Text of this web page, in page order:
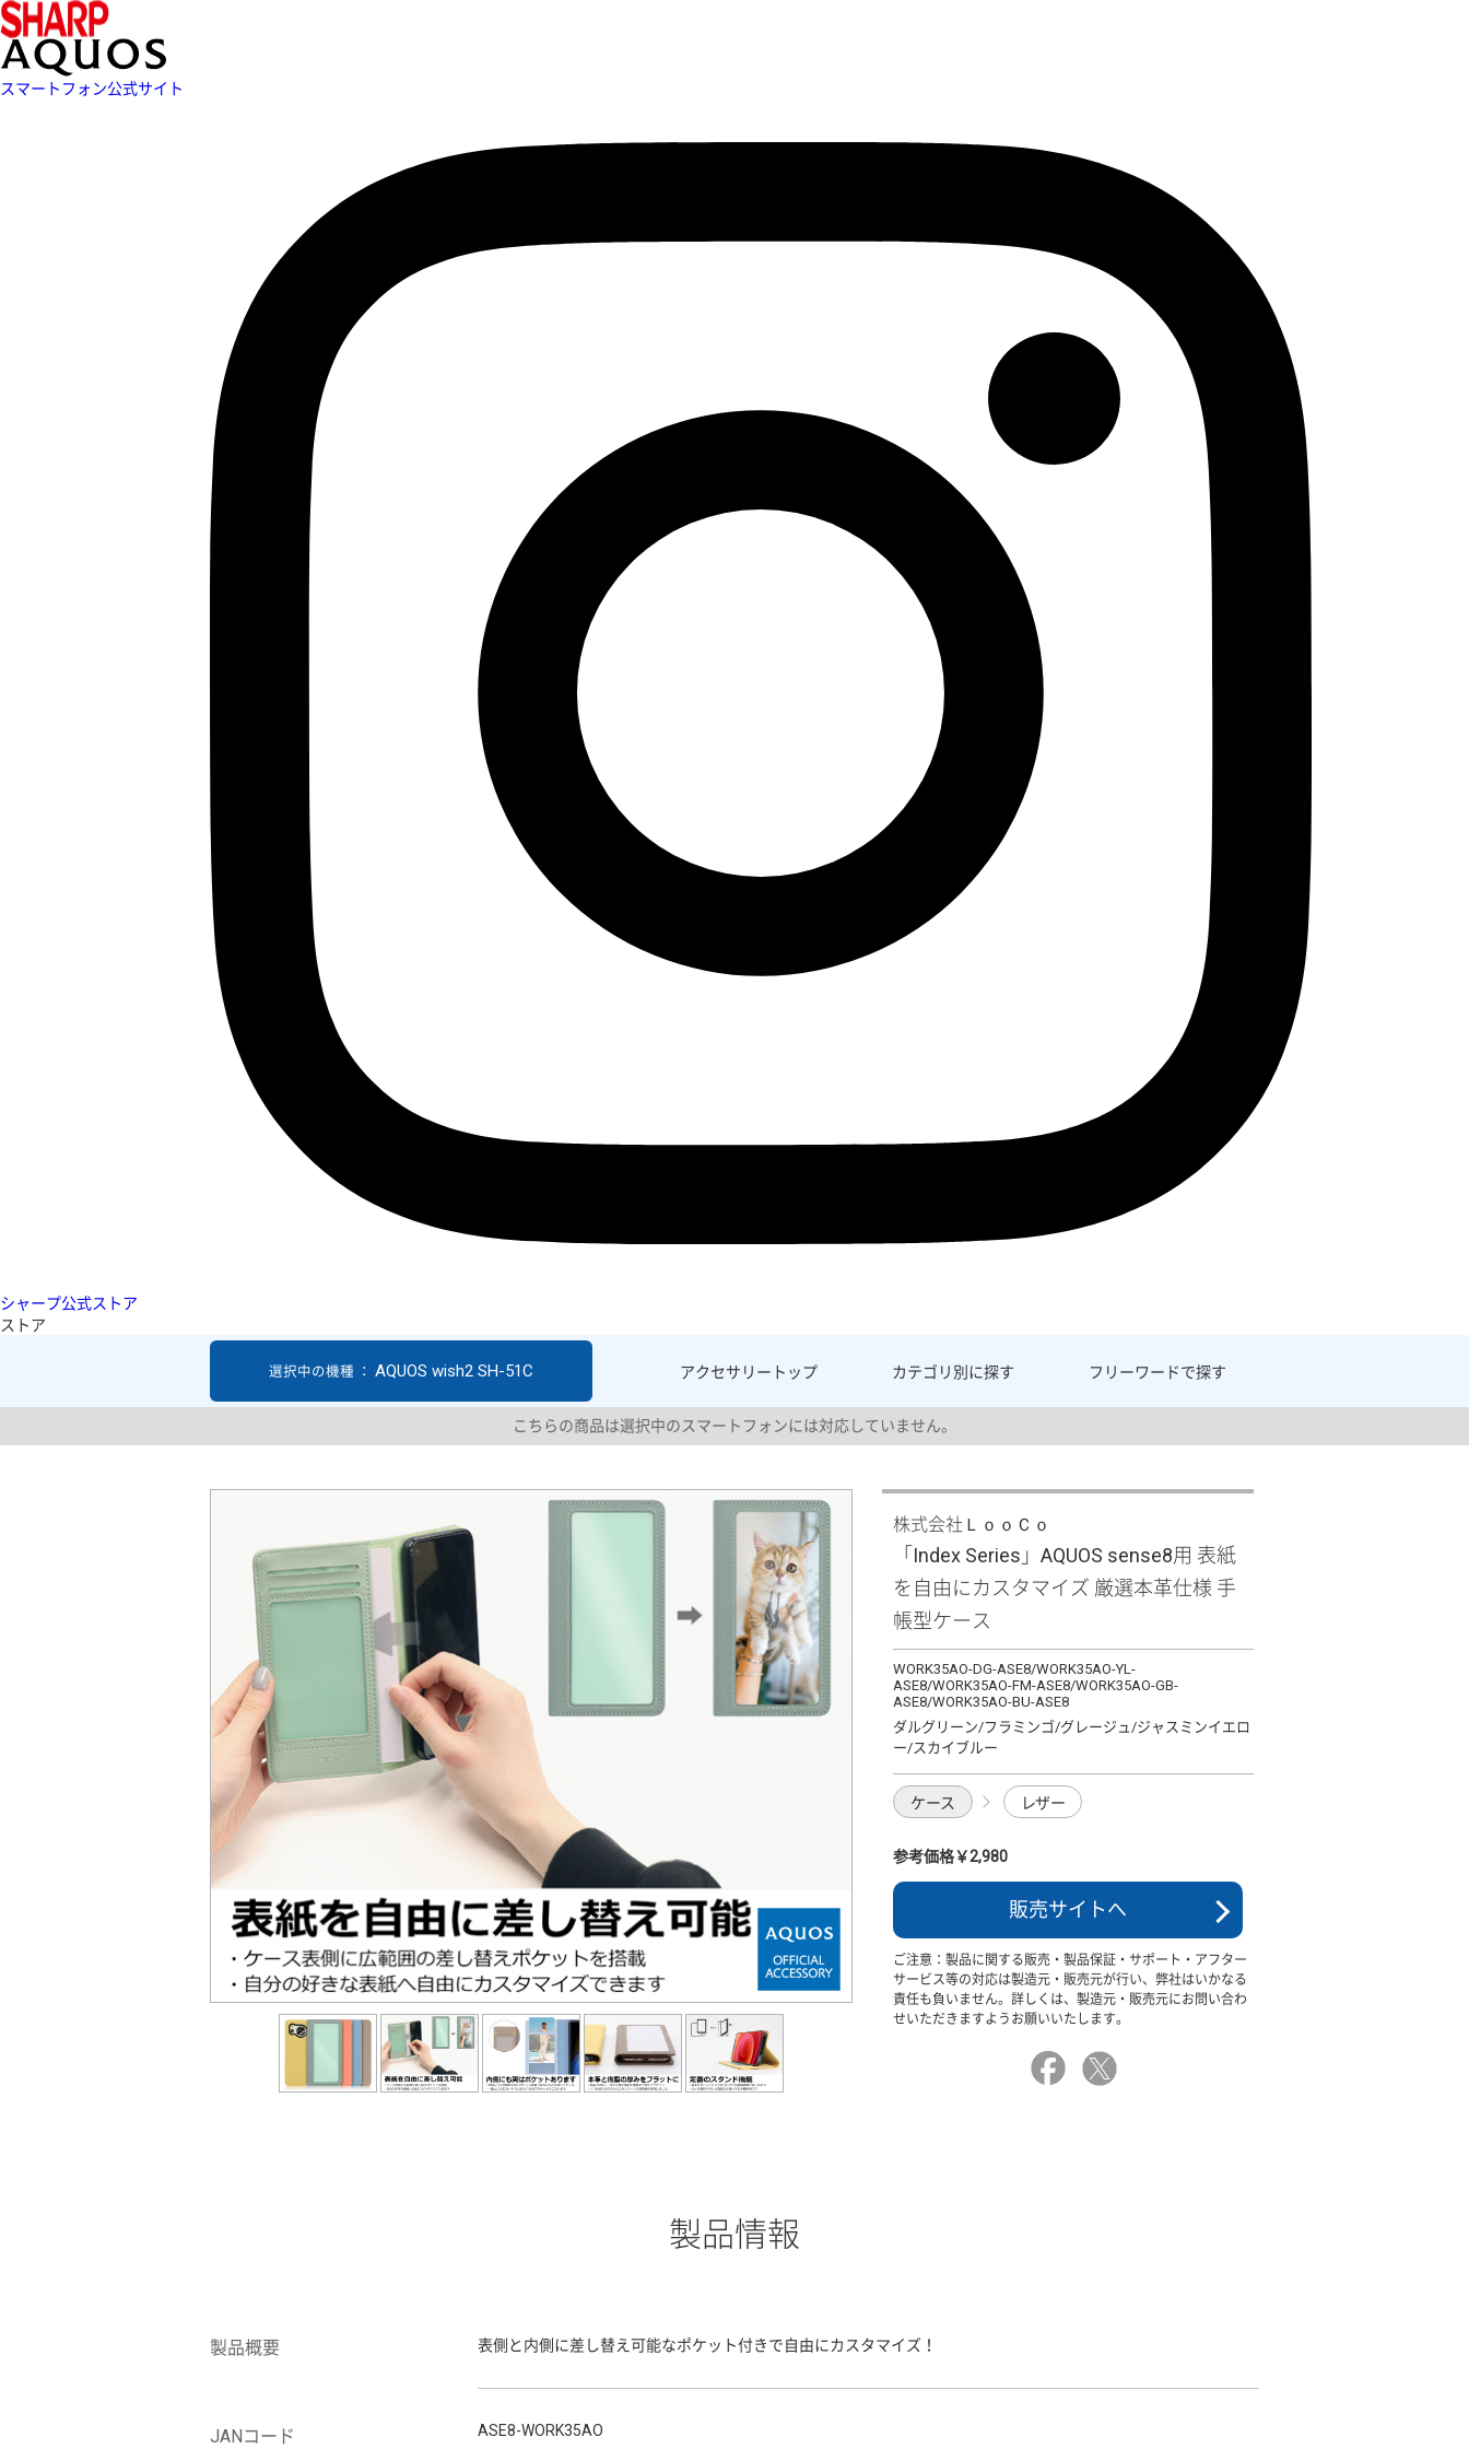
スマートフォン公式サイト
シャープ公式ストア
ストア
アクセサリー トップ カテゴリ別に探す フリーワードで探す
選択中の機種 ： AQUOS wish2 SH-51C
こちらの商品は選択中のスマートフォンには対応していません。
株式会社ＬｏｏＣｏ
「Index Series」AQUOS sense8用 表紙
を自由にカスタマイズ 厳選本革仕様 手
帳型ケース
WORK35AO-DG-ASE8/WORK35AO-YL-
ASE8/WORK35AO-FM-ASE8/WORK35AO-GB-
ASE8/WORK35AO-BU-ASE8
ダルグリーン/フラミンゴ/グレージュ/ジャスミンイエロ
ー/スカイブルー
ケース レザー
参考価格￥2,980
販売サイトへ
ご注意：製品に関する販売・製品保証・サポート・アフター
サービス等の対応は製造元・販売元が行い、弊社はいかなる
責任も負いません。詳しくは、製造元・販売元にお問い合わ
せいただきますようお願いいたします。
製品情報
製品概要 表側と内側に差し替え可能なポケット付きで自由にカスタマイズ！
JANコード ASE8-WORK35AO